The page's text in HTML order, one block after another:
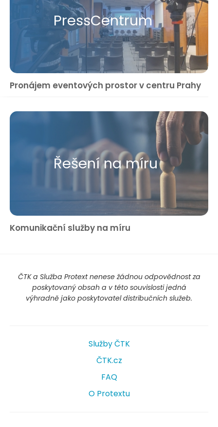
Press​Centrum
Pronájem eventových prostor v centru Prahy
Řešení na míru
Komunikační služby na míru
ČTK a Služba Protext nenese žádnou odpovědnost za
poskytovaný obsah a v této souvislosti jedná
výhradně jako poskytovatel distribučních služeb.
Služby ČTK
ČTK.cz
FAQ
O Protextu